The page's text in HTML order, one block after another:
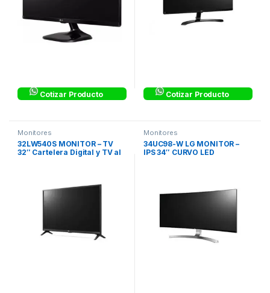
Cotizar Producto Cotizar Producto
Monitores
32LW540S MONITOR – TV
32″ Cartelera Digital y TV al
Monitores
34UC98-W LG MONITOR –
IPS 34″ CURVO LED